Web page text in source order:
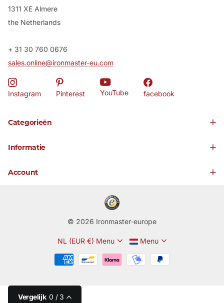
Categorieën
Informatie
Account
1311 XE Almere
the Netherlands
+ 31 30 760 0676
sales.online@ironmaster-eu.com
Instagram Pinterest YouTube facebook
© 2026 Ironmaster-europe
NL (EUR €) Menu Menu
Vergelijk 0 / 3